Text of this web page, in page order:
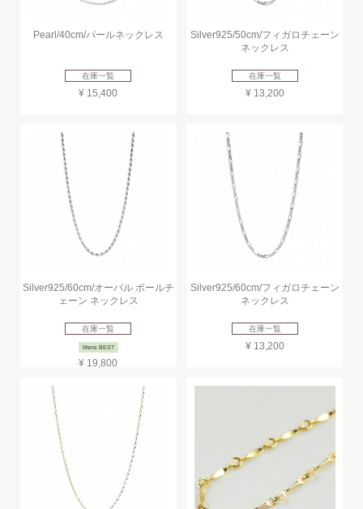
Pearl/40cm/パールネックレス
在庫一覧
¥ 15,400
Silver925/50cm/フィガロチェーン
ネックレス
在庫一覧
¥ 13,200
Silver925/60cm/オーバル ボールチ
ェーン ネックレス
在庫一覧
Mens BEST
¥ 19,800
Silver925/60cm/フィガロチェーン
ネックレス
在庫一覧
¥ 13,200